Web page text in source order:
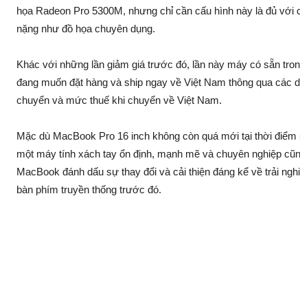
họa Radeon Pro 5300M, nhưng chỉ cần cấu hình này là đủ
nặng như đồ họa chuyên dụng.
Khác với những lần giảm giá trước đó, lần này máy có sẵn
đang muốn đặt hàng và ship ngay về Việt Nam thông qua
chuyển và mức thuế khi chuyển về Việt Nam.
Mặc dù MacBook Pro 16 inch không còn quá mới tại thời
một máy tính xách tay ổn định, mạnh mẽ và chuyên nghiệp
MacBook đánh dấu sự thay đổi và cải thiện đáng kể về trải
bàn phím truyền thống trước đó.